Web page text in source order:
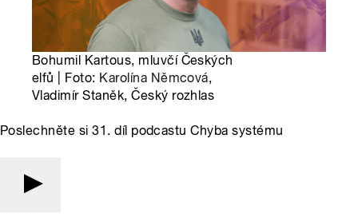
Bohumil Kartous, mluvčí Českých
elfů | Foto: Karolína Němcová,
Vladimír Staněk, Český rozhlas
Poslechněte si 31. díl podcastu Chyba systému